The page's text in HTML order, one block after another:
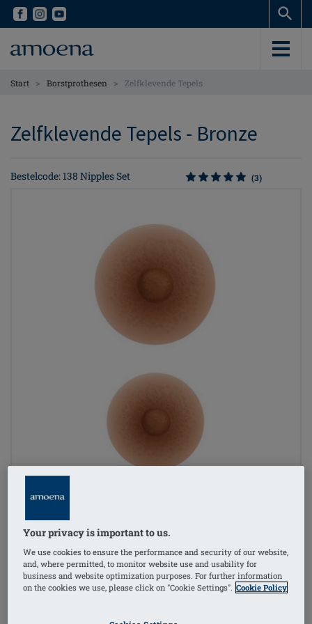
Skip
content
Skip
content
Start > Borstprothesen > Zelfklevende Tepels
Zelfklevende Tepels - Bronze
Bestelcode: 138 Nipples Set (3)
Your privacy is important to us.
We use cookies to ensure the performance and security of our website,
and, where permitted, to monitor website use and usability for
business and website optimization purposes. For further information
on the cookies we use, please click on "Cookie Settings". Cookie Policy